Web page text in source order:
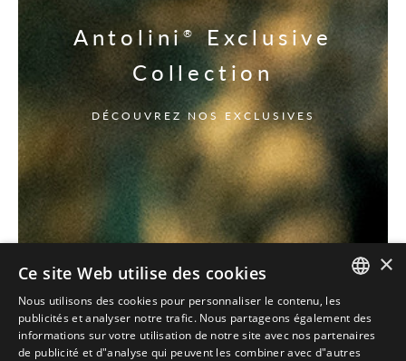
Antolini® Exclusive
Collection
DÉCOUVREZ NOS EXCLUSIVES
ITALIAN
ENGLISH
×
Ce site Web utilise des cookies
Nous utilisons des cookies pour personnaliser le contenu, les
publicités et analyser notre trafic. Nous partageons également des
informations sur votre utilisation de notre site avec nos partenaires
de publicité et d"analyse qui peuvent les combiner avec d"autres